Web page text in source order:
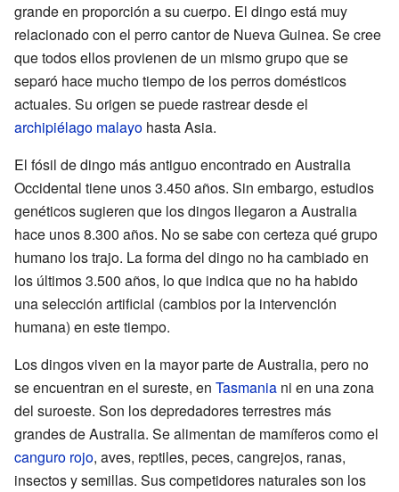
grande en proporción a su cuerpo. El dingo está muy
relacionado con el perro cantor de Nueva Guinea. Se cree
que todos ellos provienen de un mismo grupo que se
separó hace mucho tiempo de los perros domésticos
actuales. Su origen se puede rastrear desde el
archipiélago malayo hasta Asia.
El fósil de dingo más antiguo encontrado en Australia
Occidental tiene unos 3.450 años. Sin embargo, estudios
genéticos sugieren que los dingos llegaron a Australia
hace unos 8.300 años. No se sabe con certeza qué grupo
humano los trajo. La forma del dingo no ha cambiado en
los últimos 3.500 años, lo que indica que no ha habido
una selección artificial (cambios por la intervención
humana) en este tiempo.
Los dingos viven en la mayor parte de Australia, pero no
se encuentran en el sureste, en Tasmania ni en una zona
del suroeste. Son los depredadores terrestres más
grandes de Australia. Se alimentan de mamíferos como el
canguro rojo, aves, reptiles, peces, cangrejos, ranas,
insectos y semillas. Sus competidores naturales son los